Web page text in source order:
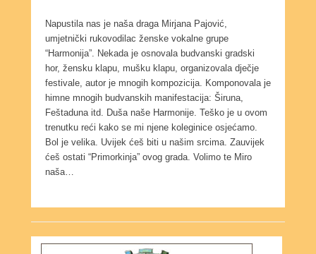
Napustila nas je naša draga Mirjana Pajović,
umjetnički rukovodilac ženske vokalne grupe
“Harmonija”. Nekada je osnovala budvanski gradski
hor, žensku klapu, mušku klapu, organizovala dječje
festivale, autor je mnogih kompozicija. Komponovala je
himne mnogih budvanskih manifestacija: Širuna,
Feštaduna itd. Duša naše Harmonije. Teško je u ovom
trenutku reći kako se mi njene koleginice osjećamo.
Bol je velika. Uvijek ćeš biti u našim srcima. Zauvijek
ćeš ostati “Primorkinja” ovog grada. Volimo te Miro
naša…